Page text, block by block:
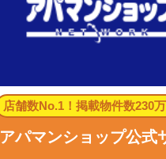
店舗数No.1！掲載物件数230
アパマンショップ公式